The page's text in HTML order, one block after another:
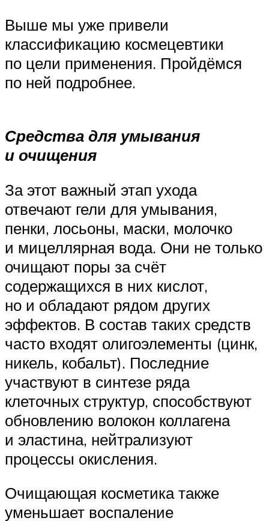
Выше мы уже привели
классификацию космецевтики
по цели применения. Пройдёмся
по ней подробнее.
Средства для умывания
и очищения
За этот важный этап ухода
отвечают гели для умывания,
пенки, лосьоны, маски, молочко
и мицеллярная вода. Они не только
очищают поры за счёт
содержащихся в них кислот,
но и обладают рядом других
эффектов. В состав таких средств
часто входят олигоэлементы (цинк,
никель, кобальт). Последние
участвуют в синтезе ряда
клеточных структур, способствуют
обновлению волокон коллагена
и эластина, нейтрализуют
процессы окисления.
Очищающая косметика также
уменьшает воспаление